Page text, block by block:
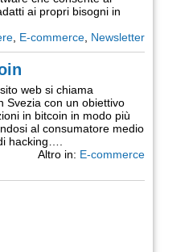
ai propri bisogni in
E-commerce Newsletter
web si chiama
Svezia con un obiettivo
in bitcoin in modo più
al consumatore medio
hacking….
Altro in: E-commerce